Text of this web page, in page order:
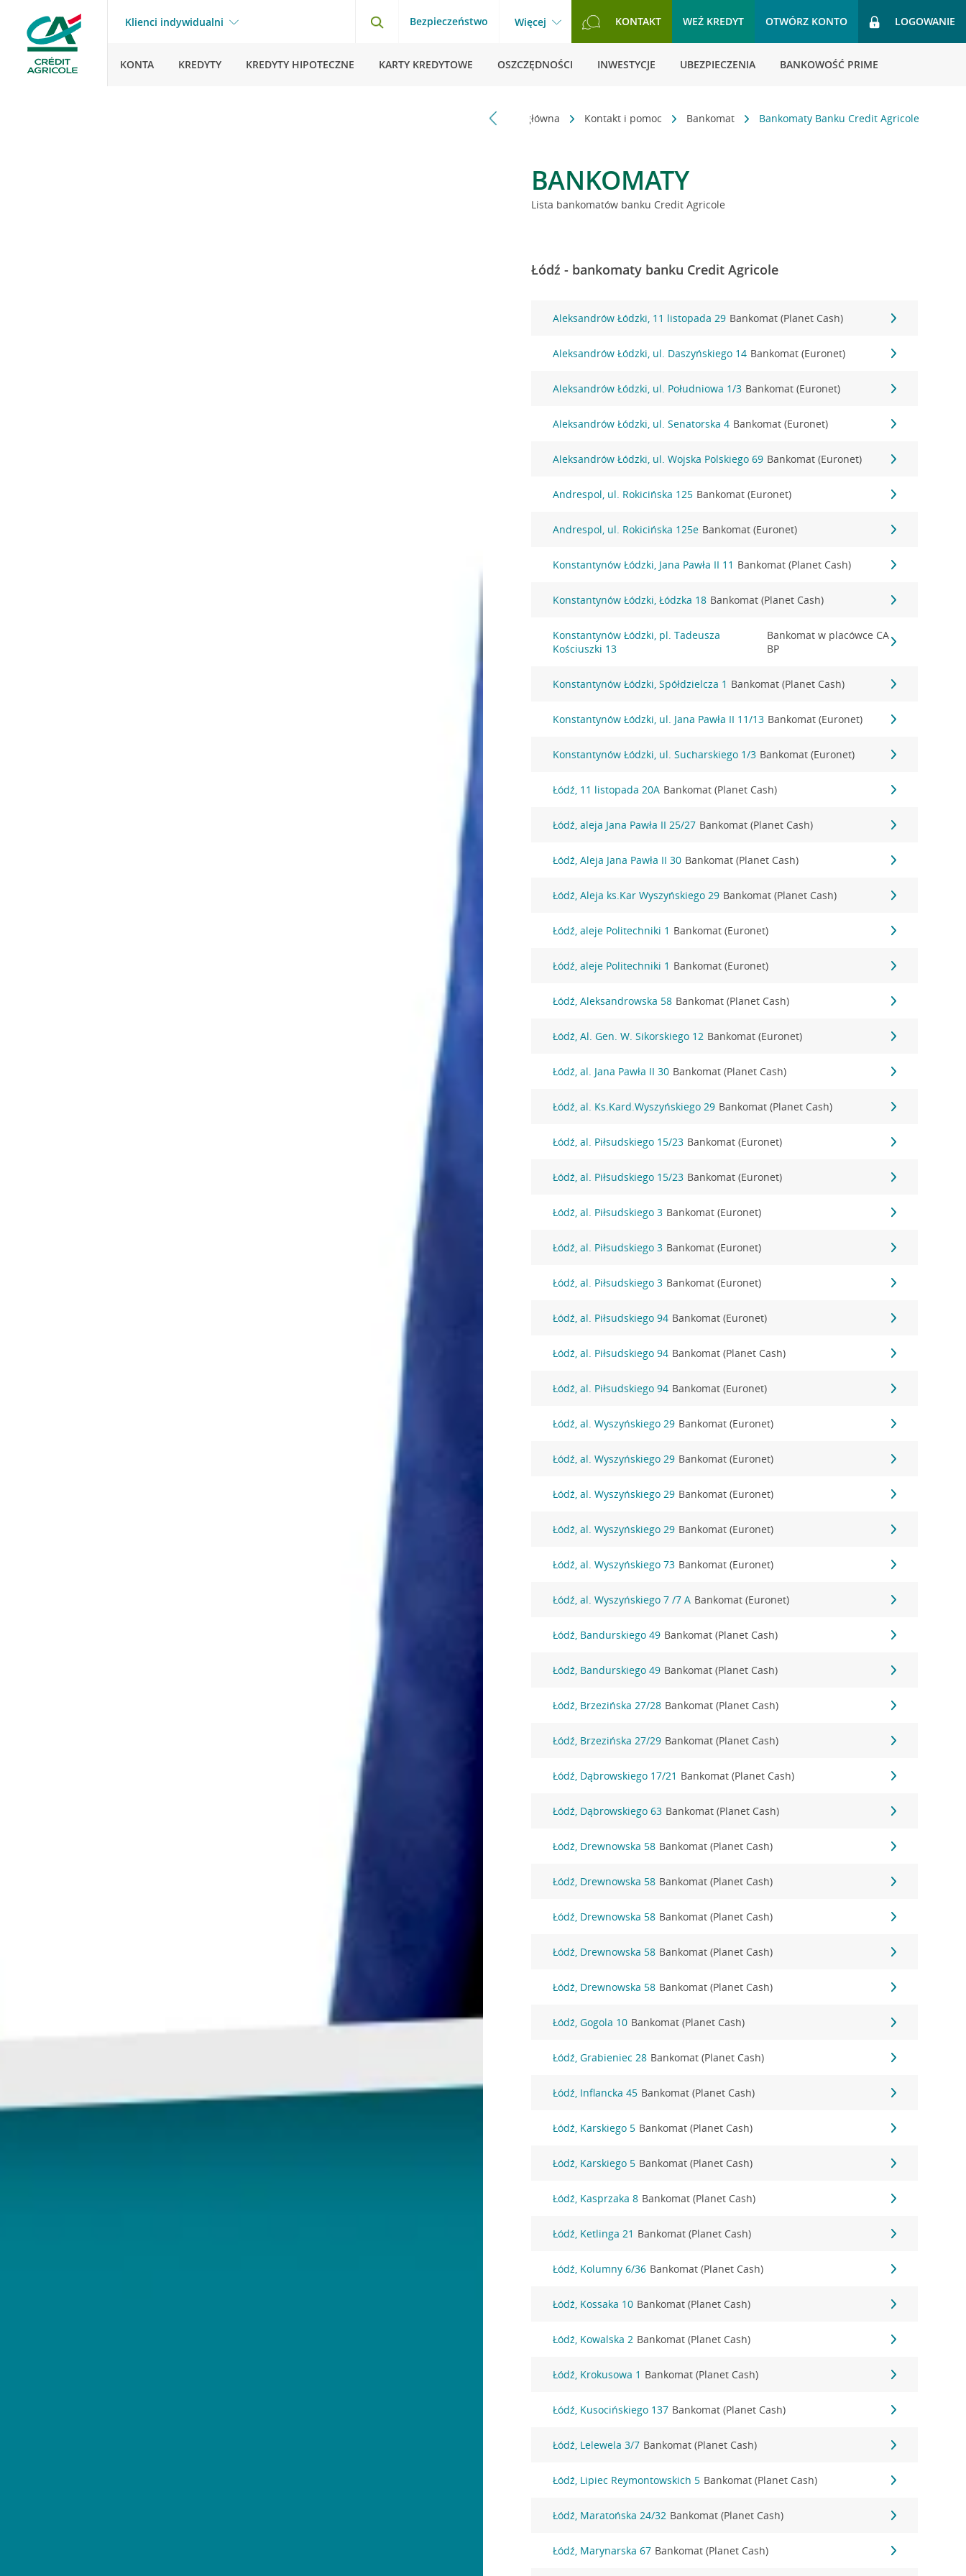
Klienci indywidualni Bezpieczeństwo Więcej KONTAKT WEŹ KREDYT OTWÓRZ KONTO LOGOWANIE
KONTA KREDYTY KREDYTY HIPOTECZNE KARTY KREDYTOWE OSZCZĘDNOŚCI INWESTYCJE UBEZPIECZENIA BANKOWOŚĆ PRIME
Strona główna Kontakt i pomoc Bankomat Bankomaty Banku Credit Agricole
BANKOMATY
Lista bankomatów banku Credit Agricole
Łódź - bankomaty banku Credit Agricole
Aleksandrów Łódzki, 11 listopada 29 Bankomat (Planet Cash)
Aleksandrów Łódzki, ul. Daszyńskiego 14 Bankomat (Euronet)
Aleksandrów Łódzki, ul. Południowa 1/3 Bankomat (Euronet)
Aleksandrów Łódzki, ul. Senatorska 4 Bankomat (Euronet)
Aleksandrów Łódzki, ul. Wojska Polskiego 69 Bankomat (Euronet)
Andrespol, ul. Rokicińska 125 Bankomat (Euronet)
Andrespol, ul. Rokicińska 125e Bankomat (Euronet)
Konstantynów Łódzki, Jana Pawła II 11 Bankomat (Planet Cash)
Konstantynów Łódzki, Łódzka 18 Bankomat (Planet Cash)
Konstantynów Łódzki, pl. Tadeusza
Kościuszki 13
Bankomat w placówce CA
BP
Konstantynów Łódzki, Spółdzielcza 1 Bankomat (Planet Cash)
Konstantynów Łódzki, ul. Jana Pawła II 11/13 Bankomat (Euronet)
Konstantynów Łódzki, ul. Sucharskiego 1/3 Bankomat (Euronet)
Łódź, 11 listopada 20A Bankomat (Planet Cash)
Łódź, aleja Jana Pawła II 25/27 Bankomat (Planet Cash)
Łódź, Aleja Jana Pawła II 30 Bankomat (Planet Cash)
Łódź, Aleja ks.Kar Wyszyńskiego 29 Bankomat (Planet Cash)
Łódź, aleje Politechniki 1 Bankomat (Euronet)
Łódź, aleje Politechniki 1 Bankomat (Euronet)
Łódź, Aleksandrowska 58 Bankomat (Planet Cash)
Łódź, Al. Gen. W. Sikorskiego 12 Bankomat (Euronet)
Łódź, al. Jana Pawła II 30 Bankomat (Planet Cash)
Łódź, al. Ks.Kard.Wyszyńskiego 29 Bankomat (Planet Cash)
Łódź, al. Piłsudskiego 15/23 Bankomat (Euronet)
Łódź, al. Piłsudskiego 15/23 Bankomat (Euronet)
Łódź, al. Piłsudskiego 3 Bankomat (Euronet)
Łódź, al. Piłsudskiego 3 Bankomat (Euronet)
Łódź, al. Piłsudskiego 3 Bankomat (Euronet)
Łódź, al. Piłsudskiego 94 Bankomat (Euronet)
Łódź, al. Piłsudskiego 94 Bankomat (Planet Cash)
Łódź, al. Piłsudskiego 94 Bankomat (Euronet)
Łódź, al. Wyszyńskiego 29 Bankomat (Euronet)
Łódź, al. Wyszyńskiego 29 Bankomat (Euronet)
Łódź, al. Wyszyńskiego 29 Bankomat (Euronet)
Łódź, al. Wyszyńskiego 29 Bankomat (Euronet)
Łódź, al. Wyszyńskiego 73 Bankomat (Euronet)
Łódź, al. Wyszyńskiego 7 /7 A Bankomat (Euronet)
Łódź, Bandurskiego 49 Bankomat (Planet Cash)
Łódź, Bandurskiego 49 Bankomat (Planet Cash)
Łódź, Brzezińska 27/28 Bankomat (Planet Cash)
Łódź, Brzezińska 27/29 Bankomat (Planet Cash)
Łódź, Dąbrowskiego 17/21 Bankomat (Planet Cash)
Łódź, Dąbrowskiego 63 Bankomat (Planet Cash)
Łódź, Drewnowska 58 Bankomat (Planet Cash)
Łódź, Drewnowska 58 Bankomat (Planet Cash)
Łódź, Drewnowska 58 Bankomat (Planet Cash)
Łódź, Drewnowska 58 Bankomat (Planet Cash)
Łódź, Drewnowska 58 Bankomat (Planet Cash)
Łódź, Gogola 10 Bankomat (Planet Cash)
Łódź, Grabieniec 28 Bankomat (Planet Cash)
Łódź, Inflancka 45 Bankomat (Planet Cash)
Łódź, Karskiego 5 Bankomat (Planet Cash)
Łódź, Karskiego 5 Bankomat (Planet Cash)
Łódź, Kasprzaka 8 Bankomat (Planet Cash)
Łódź, Ketlinga 21 Bankomat (Planet Cash)
Łódź, Kolumny 6/36 Bankomat (Planet Cash)
Łódź, Kossaka 10 Bankomat (Planet Cash)
Łódź, Kowalska 2 Bankomat (Planet Cash)
Łódź, Krokusowa 1 Bankomat (Planet Cash)
Łódź, Kusocińskiego 137 Bankomat (Planet Cash)
Łódź, Lelewela 3/7 Bankomat (Planet Cash)
Łódź, Lipiec Reymontowskich 5 Bankomat (Planet Cash)
Łódź, Maratońska 24/32 Bankomat (Planet Cash)
Łódź, Marynarska 67 Bankomat (Planet Cash)